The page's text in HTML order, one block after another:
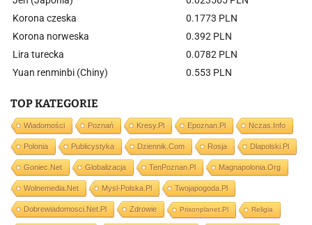
Korona czeska
0.1773 PLN
Korona norweska
0.392 PLN
Lira turecka
0.0782 PLN
Yuan renminbi (Chiny)
0.553 PLN
TOP KATEGORIE
Wiadomości Poznań Kresy.pl Epoznan.pl Nczas.info
Polonia Publicystyka Dziennik.com Rosja Dlapolski.pl
Goniec.net Globalizacja TenPoznan.pl Magnapolonia.org
Wolnemedia.net Mysl-Polska.pl Twojapogoda.pl
Dobrewiadomosci.net.pl Zdrowie Prisonplanet.pl Religia